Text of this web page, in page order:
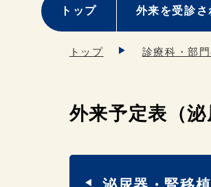
トップ 外来を受診
トップ 診療科・部
外来予定表（泌